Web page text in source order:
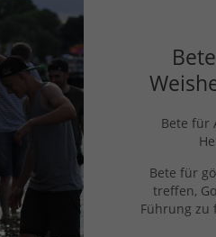
Bete für
Bete für
treffen,
Führung zu